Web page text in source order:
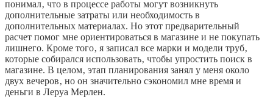
понимал‚ что в процессе работы могут возникнуть
дополнительные затраты или необходимость в
дополнительных материалах. Но этот предварительный
расчет помог мне ориентироваться в магазине и не покупать
лишнего. Кроме того‚ я записал все марки и модели труб‚
которые собирался использовать‚ чтобы упростить поиск в
магазине. В целом‚ этап планирования занял у меня около
двух вечеров‚ но он значительно сэкономил мне время и
деньги в Леруа Мерлен.